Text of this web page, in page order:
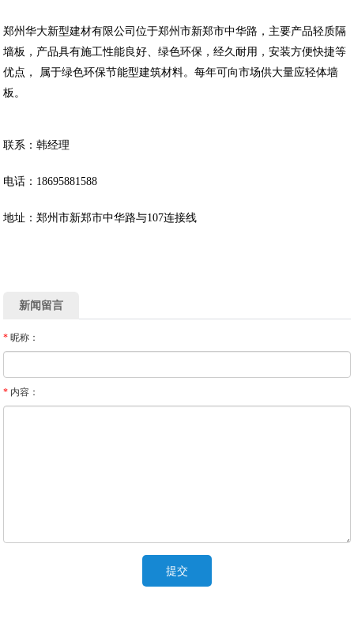
郑州华大新型建材有限公司位于郑州市新郑市中华路，主要产品轻质隔
墙板，产品具有施工性能良好、绿色环保，经久耐用，安装方便快捷等
优点， 属于绿色环保节能型建筑材料。每年可向市场供大量应轻体墙
板。
联系：韩经理
电话：18695881588
地址：郑州市新郑市中华路与107连接线
新闻留言
* 昵称：
* 内容：